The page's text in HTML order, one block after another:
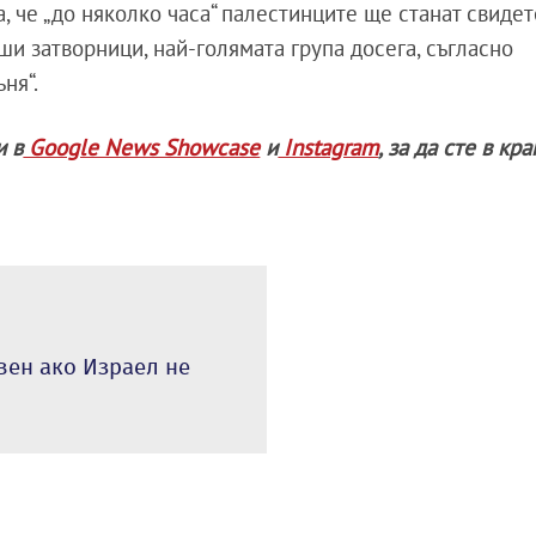
„до няколко часа“ палестинците ще станат
затворници, най-голямата група досега, съгласно
вGoogle News ShowcaseиInstagram, за да сте в
ако Израел не